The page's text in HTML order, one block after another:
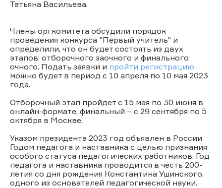
Татьяна Васильева.
Члены оргкомитета обсудили порядок
проведения конкурса "Первый учитель" и
определили, что он будет состоять из двух
этапов: отборочного заочного и финального
очного. Подать заявки и пройти регистрацию
можно будет в период с 10 апреля по 10 мая 2023
года.
Отборочный этап пройдет с 15 мая по 30 июня в
онлайн-формате, финальный – с 29 сентября по 5
октября в Москве.
Указом президента 2023 год объявлен в России
Годом педагога и наставника с целью признания
особого статуса педагогических работников. Год
педагога и наставника проводится в честь 200-
летия со дня рождения Константина Ушинского,
одного из основателей педагогической науки.